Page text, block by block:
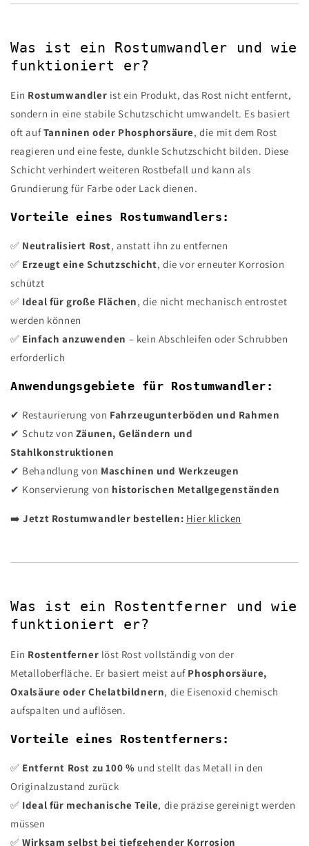
Was ist ein Rostumwandler und wie
funktioniert er?
Ein Rostumwandler ist ein Produkt, das Rost nicht entfernt,
sondern in eine stabile Schutzschicht umwandelt. Es basiert
oft aufTanninen oder Phosphorsäure, die mit dem Rost
reagieren und eine feste, dunkle Schutzschicht bilden. Diese
Schicht verhindert weiteren Rostbefall und kann als
Grundierung für Farbe oder Lack dienen.
Vorteile eines Rostumwandlers:
✅ Neutralisiert Rost, anstatt ihn zu entfernen
✅ Erzeugt eine Schutzschicht, die vor erneuter Korrosion
schützt
✅ Ideal für große Flächen, die nicht mechanisch entrostet
werden können
✅ Einfach anzuwenden – kein Abschleifen oder Schrubben
erforderlich
Anwendungsgebiete für Rostumwandler:
✔ Restaurierung von Fahrzeugunterböden und Rahmen
✔ Schutz von Zäunen, Geländern und
Stahlkonstruktionen
✔ Behandlung von Maschinen und Werkzeugen
✔ Konservierung von historischen Metallgegenständen
➡️Jetzt Rostumwandler bestellen: Hier klicken
Was ist ein Rostentferner und wie
funktioniert er?
Ein Rostentferner löst Rost vollständig von der
Metalloberfläche. Er basiert meist auf Phosphorsäure,
Oxalsäure oder Chelatbildnern, die Eisenoxid chemisch
aufspalten und auflösen.
Vorteile eines Rostentferners:
✅ Entfernt Rost zu 100 % und stellt das Metall in den
Originalzustand zurück
✅ Ideal für mechanische Teile, die präzise gereinigt werden
müssen
✅Wirksam selbst bei tiefgehender Korrosion